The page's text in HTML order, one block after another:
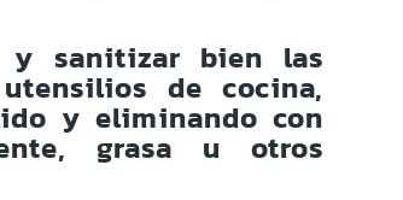
y sanitizar bien las
de cocina,
y eliminando con
grasa u otros